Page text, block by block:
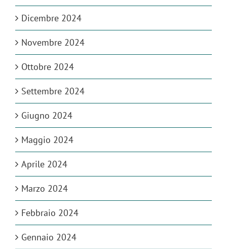
Dicembre 2024
Novembre 2024
Ottobre 2024
Settembre 2024
Giugno 2024
Maggio 2024
Aprile 2024
Marzo 2024
Febbraio 2024
Gennaio 2024